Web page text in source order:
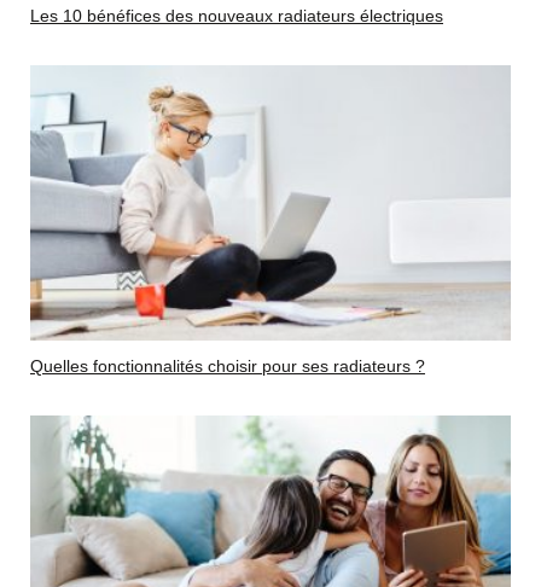
Les 10 bénéfices des nouveaux radiateurs électriques
Quelles fonctionnalités choisir pour ses radiateurs ?